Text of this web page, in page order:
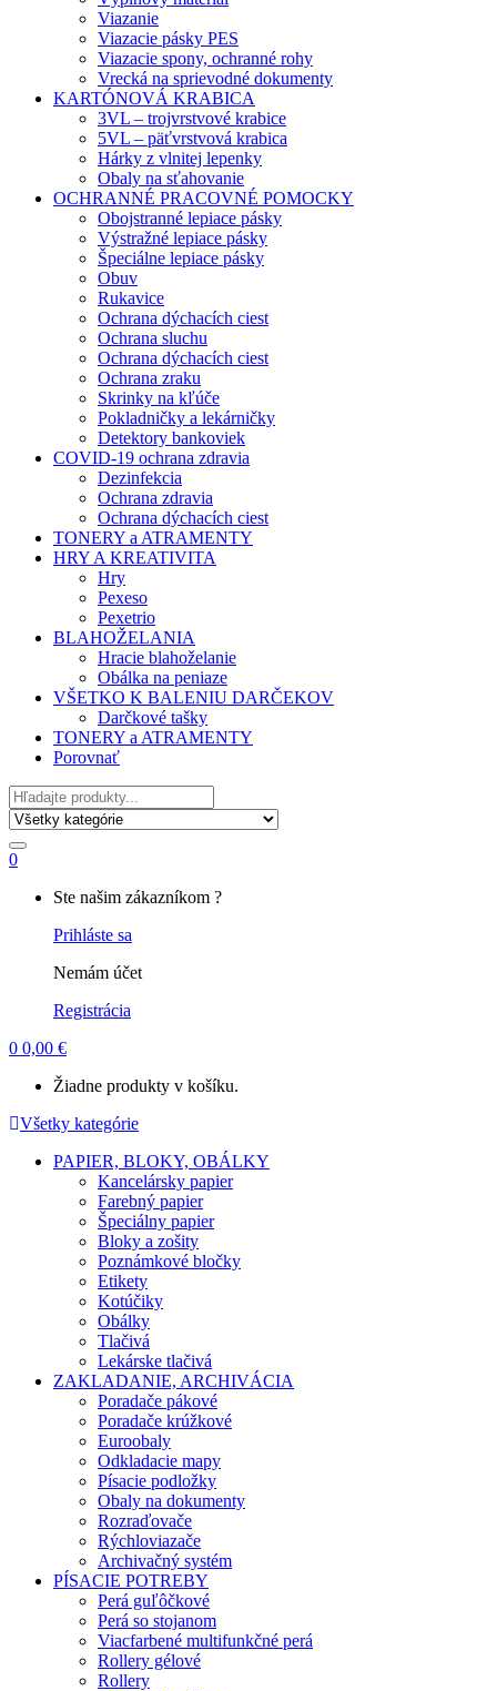
Viazanie
Viazacie pásky PES
Viazacie spony, ochranné rohy
Vrecká na sprievodné dokumenty
KARTÓNOVÁ KRABICA
3VL – trojvrstvové krabice
5VL – päťvrstvová krabica
Hárky z vlnitej lepenky
Obaly na sťahovanie
OCHRANNÉ PRACOVNÉ POMOCKY
Obojstranné lepiace pásky
Výstražné lepiace pásky
Špeciálne lepiace pásky
Obuv
Rukavice
Ochrana dýchacích ciest
Ochrana sluchu
Ochrana dýchacích ciest
Ochrana zraku
Skrinky na kľúče
Pokladničky a lekárničky
Detektory bankoviek
COVID-19 ochrana zdravia
Dezinfekcia
Ochrana zdravia
Ochrana dýchacích ciest
TONERY a ATRAMENTY
HRY A KREATIVITA
Hry
Pexeso
Pexetrio
BLAHOŽELANIA
Hracie blahoželanie
Obálka na peniaze
VŠETKO K BALENIU DARČEKOV
Darčkové tašky
TONERY a ATRAMENTY
Porovnať
Hľadať
0
Ste našim zákazníkom ?
Prihláste sa
Nemám účet
Registrácia
0 0,00 €
Žiadne produkty v košíku.
Všetky kategórie
PAPIER, BLOKY, OBÁLKY
Kancelársky papier
Farebný papier
Špeciálny papier
Bloky a zošity
Poznámkové bločky
Etikety
Kotúčiky
Obálky
Tlačivá
Lekárske tlačivá
ZAKLADANIE, ARCHIVÁCIA
Poradače pákové
Poradače krúžkové
Euroobaly
Odkladacie mapy
Písacie podložky
Obaly na dokumenty
Rozraďovače
Rýchloviazače
Archivačný systém
PÍSACIE POTREBY
Perá guľôčkové
Perá so stojanom
Viacfarbené multifunkčné perá
Rollery gélové
Rollery